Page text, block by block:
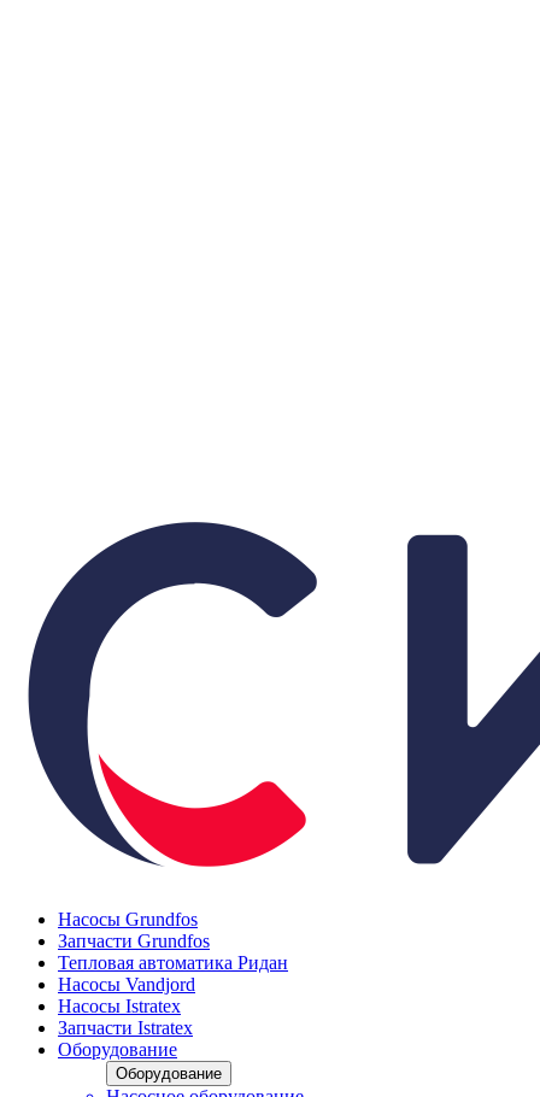
Насосы Grundfos
Запчасти Grundfos
Тепловая автоматика Ридан
Насосы Vandjord
Насосы Istratex
Запчасти Istratex
Оборудование
Оборудование